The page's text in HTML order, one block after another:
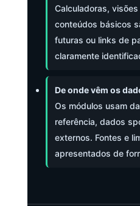
Calculadoras,
conteúdos básicos
futuras ou links de
claramente
De onde vêm os
Os módulos usam
referência, dados
externos. Fontes e
apresentados de